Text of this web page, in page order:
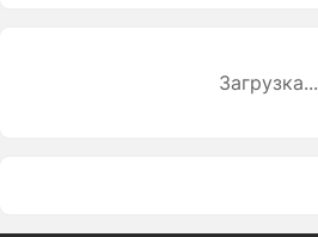
Загрузка...